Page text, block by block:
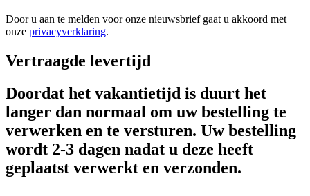
Door u aan te melden voor onze nieuwsbrief gaat u akkoord met
onze privacyverklaring.
Vertraagde levertijd
Doordat het vakantietijd is duurt het
langer dan normaal om uw bestelling te
verwerken en te versturen. Uw bestelling
wordt 2-3 dagen nadat u deze heeft
geplaatst verwerkt en verzonden.